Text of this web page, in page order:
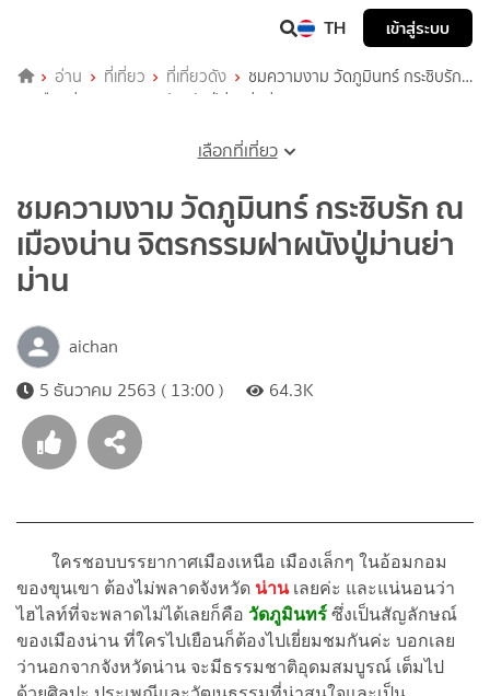
TH เข้าสู่ระบบ
อ่าน ที่เที่ยว ที่เที่ยวดัง
ชมความงาม วัดภูมินทร์ กระซิบรัก
ณ เมืองน่าน จิตรกรรมฝาผนังปู่ม่านย่าม่าน
เลือกที่เที่ยว
ชมความงาม วัดภูมินทร์ กระซิบรัก ณ
เมืองน่าน จิตรกรรมฝาผนังปู่ม่านย่า
ม่าน
aichan
5 ธันวาคม 2563 ( 13:00 )
64.3K
ใครชอบบรรยากาศเมืองเหนือ เมืองเล็กๆ ในอ้อมกอม
ของขุนเขา ต้องไม่พลาดจังหวัด น่านเลยค่ะ และแน่นอนว่า
ไฮไลท์ที่จะพลาดไม่ได้เลยก็คือ วัดภูมินทร์ ซึ่งเป็นสัญลักษณ์
ของเมืองน่าน ที่ใครไปเยือนก็ต้องไปเยี่ยมชมกันค่ะ บอกเลย
ว่านอกจากจังหวัดน่าน จะมีธรรมชาติอุดมสมบูรณ์ เต็มไป